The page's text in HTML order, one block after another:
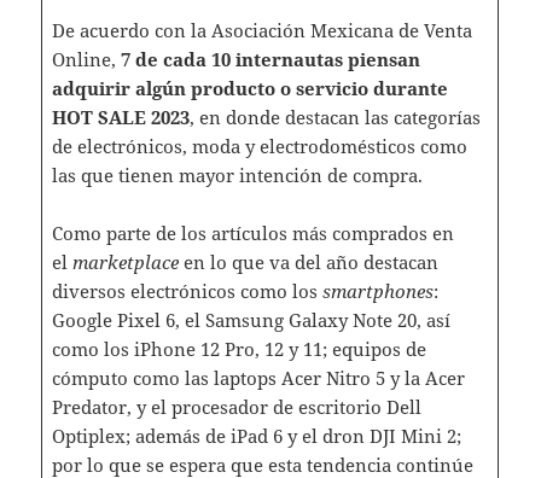
De acuerdo con la Asociación Mexicana de Venta
Online, 7 de cada 10 internautas piensan
adquirir algún producto o servicio durante
HOT SALE 2023, en donde destacan las categorías
de electrónicos, moda y electrodomésticos como
las que tienen mayor intención de compra.
Como parte de los artículos más comprados en
el marketplace en lo que va del año destacan
diversos electrónicos como los smartphones:
Google Pixel 6, el Samsung Galaxy Note 20, así
como los iPhone 12 Pro, 12 y 11; equipos de
cómputo como las laptops Acer Nitro 5 y la Acer
Predator, y el procesador de escritorio Dell
Optiplex; además de iPad 6 y el dron DJI Mini 2;
por lo que se espera que esta tendencia continúe